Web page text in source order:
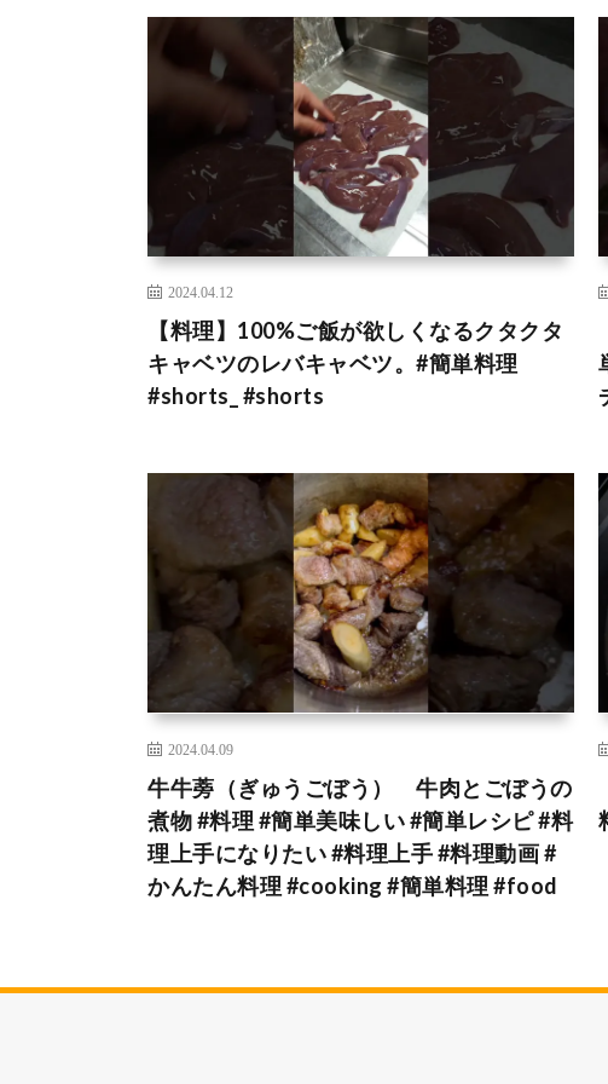
2024.04.12
【料理】100%ご飯が欲しくなるクタクタ
キャベツのレバキャベツ。#簡単料理
#shorts_ #shorts
2024.04.09
牛牛蒡（ぎゅうごぼう） 牛肉とごぼうの
煮物 #料理 #簡単美味しい #簡単レシピ #料
理上手になりたい #料理上手 #料理動画 #
かんたん料理 #cooking #簡単料理 #food